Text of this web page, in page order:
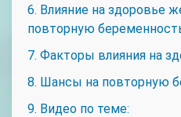
6. Влияние на здоровье
повторную
7. Факторы влияния на
8. Шансы на повторную
9. Видео по теме: